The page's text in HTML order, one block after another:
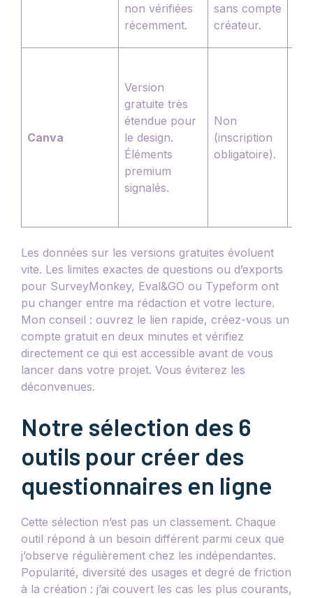
non vérifiées
récemment.
sans compte
créateur.
Canva
Version
gratuite très
étendue pour
le design.
Éléments
premium
signalés.
Non
(inscription
obligatoire).
Les données sur les versions gratuites évoluent
vite. Les limites exactes de questions ou d’exports
pour SurveyMonkey, Eval&GO ou Typeform ont
pu changer entre ma rédaction et votre lecture.
Mon conseil : ouvrez le lien rapide, créez-vous un
compte gratuit en deux minutes et vérifiez
directement ce qui est accessible avant de vous
lancer dans votre projet. Vous éviterez les
déconvenues.
Notre sélection des 6
outils pour créer des
questionnaires en ligne
Cette sélection n’est pas un classement. Chaque
outil répond à un besoin différent parmi ceux que
j’observe régulièrement chez les indépendantes.
Popularité, diversité des usages et degré de friction
à la création : j’ai couvert les cas les plus courants,